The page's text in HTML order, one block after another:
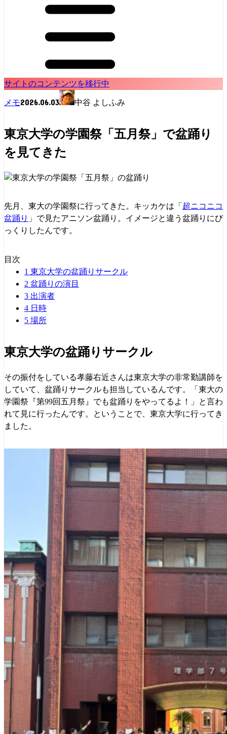
サイトのコンテンツを移行中
メモ2026.06.03 中谷 よしふみ
東京大学の学園祭「五月祭」で盆踊り
を見てきた
先月、東大の学園祭に行ってきた。キッカケは「 超ニコニコ
盆踊り 」で見たアニソン盆踊り。イメージと違う盆踊りにび
っくりしたんです。
目次
1 東京大学の盆踊りサークル
2 盆踊りの演目
3 出演者
4 日時
5 場所
東京大学の盆踊りサークル
その振付をしている孝藤右近さんは東京大学の非常勤講師を
していて、盆踊りサークルも担当しているんです。「東大の
学園祭『第99回五月祭』でも盆踊りをやってるよ！」と言わ
れて見に行ったんです。ということで、東京大学に行ってき
ました。